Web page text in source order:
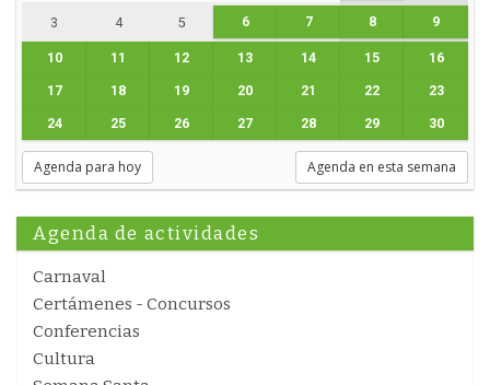
3 4 5 6 7 8 9
10 11 12 13 14 15 16
17 18 19 20 21 22 23
24 25 26 27 28 29 30
Agenda para hoy Agenda en esta semana
Agenda de actividades
Carnaval
Certámenes - Concursos
Conferencias
Cultura